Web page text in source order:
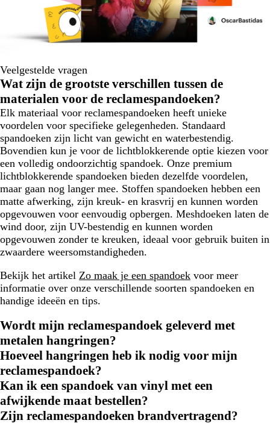
Veelgestelde vragen
Wat zijn de grootste verschillen tussen de
materialen voor de reclamespandoeken?
Elk materiaal voor reclamespandoeken heeft unieke
voordelen voor specifieke gelegenheden. Standaard
spandoeken zijn licht van gewicht en waterbestendig.
Bovendien kun je voor de lichtblokkerende optie kiezen voor
een volledig ondoorzichtig spandoek. Onze premium
lichtblokkerende spandoeken bieden dezelfde voordelen,
maar gaan nog langer mee. Stoffen spandoeken hebben een
matte afwerking, zijn kreuk- en krasvrij en kunnen worden
opgevouwen voor eenvoudig opbergen. Meshdoeken laten de
wind door, zijn UV-bestendig en kunnen worden
opgevouwen zonder te kreuken, ideaal voor gebruik buiten in
zwaardere weersomstandigheden.
Bekijk het artikel Zo maak je een spandoek voor meer
informatie over onze verschillende soorten spandoeken en
handige ideeën en tips.
Wordt mijn reclamespandoek geleverd met
metalen hangringen?
Hoeveel hangringen heb ik nodig voor mijn
reclamespandoek?
Kan ik een spandoek van vinyl met een
afwijkende maat bestellen?
Zijn reclamespandoeken brandvertragend?